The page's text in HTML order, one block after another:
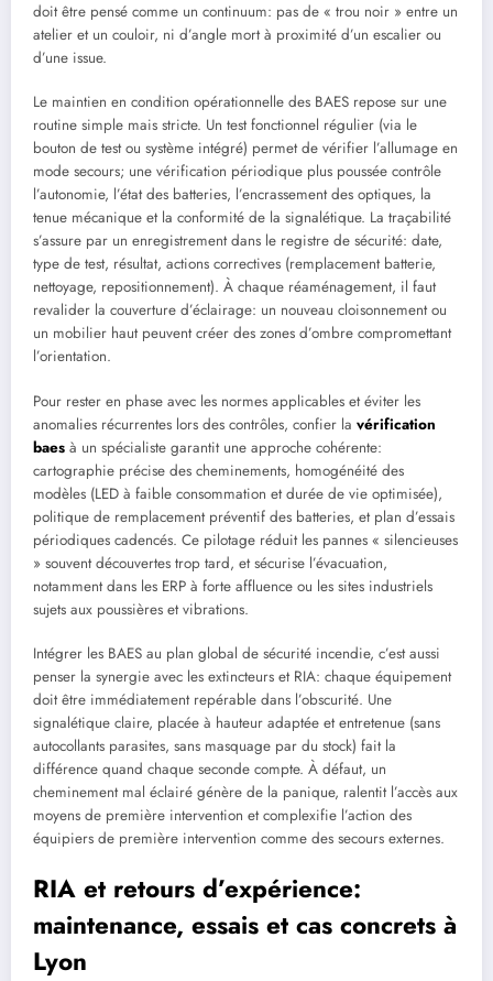
doit être pensé comme un continuum: pas de « trou noir » entre un
atelier et un couloir, ni d’angle mort à proximité d’un escalier ou
d’une issue.
Le maintien en condition opérationnelle des BAES repose sur une
routine simple mais stricte. Un test fonctionnel régulier (via le
bouton de test ou système intégré) permet de vérifier l’allumage en
mode secours; une vérification périodique plus poussée contrôle
l’autonomie, l’état des batteries, l’encrassement des optiques, la
tenue mécanique et la conformité de la signalétique. La traçabilité
s’assure par un enregistrement dans le registre de sécurité: date,
type de test, résultat, actions correctives (remplacement batterie,
nettoyage, repositionnement). À chaque réaménagement, il faut
revalider la couverture d’éclairage: un nouveau cloisonnement ou
un mobilier haut peuvent créer des zones d’ombre compromettant
l’orientation.
Pour rester en phase avec les normes applicables et éviter les
anomalies récurrentes lors des contrôles, confier la vérification
baes à un spécialiste garantit une approche cohérente:
cartographie précise des cheminements, homogénéité des
modèles (LED à faible consommation et durée de vie optimisée),
politique de remplacement préventif des batteries, et plan d’essais
périodiques cadencés. Ce pilotage réduit les pannes « silencieuses
» souvent découvertes trop tard, et sécurise l’évacuation,
notamment dans les ERP à forte affluence ou les sites industriels
sujets aux poussières et vibrations.
Intégrer les BAES au plan global de sécurité incendie, c’est aussi
penser la synergie avec les extincteurs et RIA: chaque équipement
doit être immédiatement repérable dans l’obscurité. Une
signalétique claire, placée à hauteur adaptée et entretenue (sans
autocollants parasites, sans masquage par du stock) fait la
différence quand chaque seconde compte. À défaut, un
cheminement mal éclairé génère de la panique, ralentit l’accès aux
moyens de première intervention et complexifie l’action des
équipiers de première intervention comme des secours externes.
RIA et retours d’expérience:
maintenance, essais et cas concrets à
Lyon